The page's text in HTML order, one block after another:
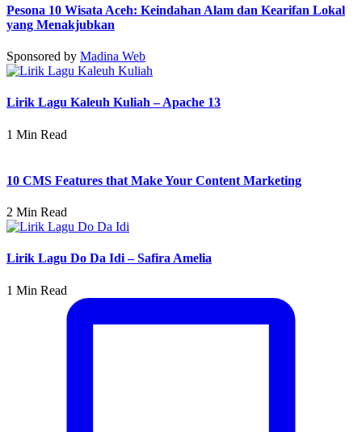
Pesona 10 Wisata Aceh: Keindahan Alam dan Kearifan Lokal
yang Menakjubkan
Sponsored by Madina Web
Lirik Lagu Kaleuh Kuliah – Apache 13
1 Min Read
10 CMS Features that Make Your Content Marketing
2 Min Read
Lirik Lagu Do Da Idi – Safira Amelia
1 Min Read